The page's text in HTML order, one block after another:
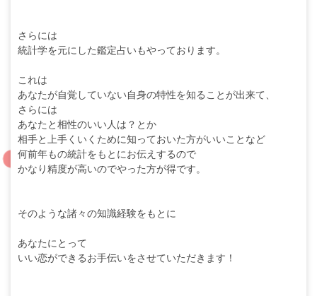
さらには
統計学を元にした鑑定占いもやっております。
これは
あなたが自覚していない自身の特性を知ることが出来て、
さらには
あなたと相性のいい人は？とか
相手と上手くいくために知っておいた方がいいことなど
何前年もの統計をもとにお伝えするので
かなり精度が高いのでやった方が得です。
そのような諸々の知識経験をもとに
あなたにとって
いい恋ができるお手伝いをさせていただきます！